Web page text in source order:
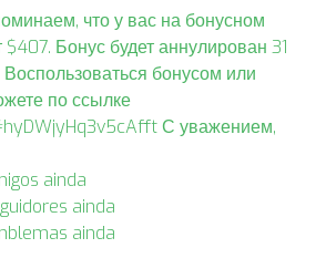
что у вас на бонусном
$407. Бонус будет аннулирован 31
Воспользоваться бонусом или
по ссылке
С уважением,
ainda
ainda
ainda